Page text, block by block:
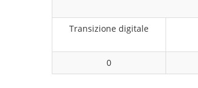
Transizione digitale
0